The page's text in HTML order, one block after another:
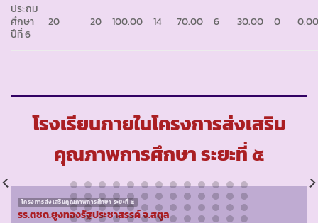
ประถม
ศึกษา
ปีที่ 6
20 20 100.00 14 70.00 6 30.00 0
โรงเรียนภายในโครงการส่งเสริม
คุณภาพการศึกษา ระยะที่ ๕
โครงการส่งเสริมคุณภาพการศึกษา ระยะที่ ๕
รร.ตชด.ยูงทองรัฐประชาสรรค์ จ.สตูล